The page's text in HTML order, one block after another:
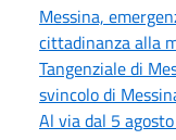
Messina,
cittadinanza alla
Tangenziale di
svincolo di
Al via dal 5